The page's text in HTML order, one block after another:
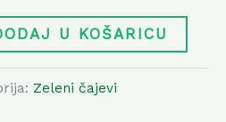
U KOŠARICU
Zeleni čajevi